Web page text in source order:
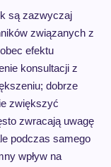
są zazwyczaj
związanych z
efektu
konsultacji z
dobrze
zwiększyć
zwracają uwagę
podczas samego
wpływ na